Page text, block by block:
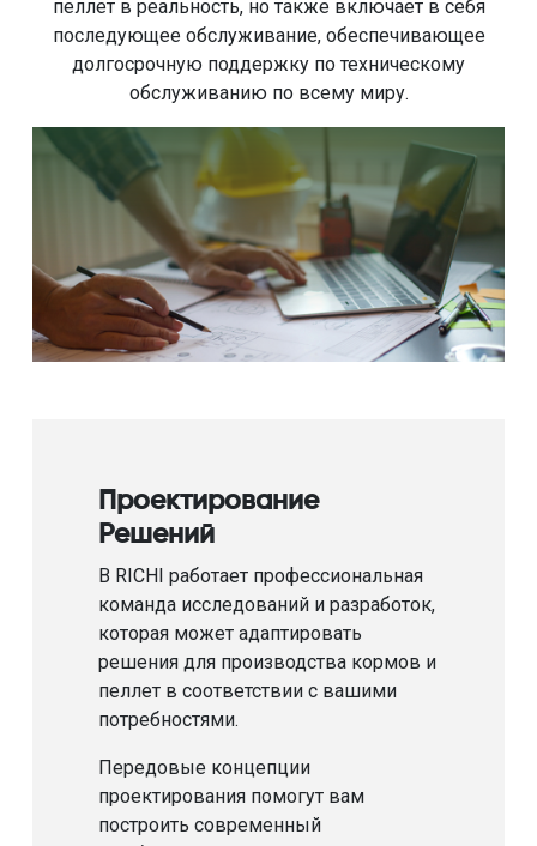
пеллет в реальность, но также включает в себя
последующее обслуживание, обеспечивающее
долгосрочную поддержку по техническому
обслуживанию по всему миру.
Проектирование
Решений
В RICHI работает профессиональная
команда исследований и разработок,
которая может адаптировать
решения для производства кормов и
пеллет в соответствии с вашими
потребностями.
Передовые концепции
проектирования помогут вам
построить современный